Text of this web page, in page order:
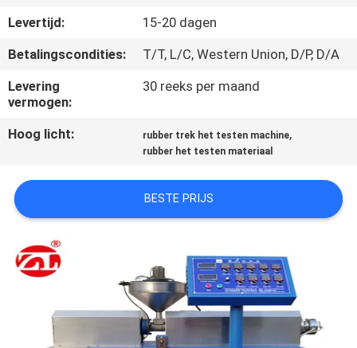
NIEUWS
OM EEN
CITAAT
VR
SHOW
SITEMAP
PRIVACY
POLICY
Levertijd:
15-20 dagen
Betalingscondities:
T/T, L/C, Western Union, D/P, D/A
Levering
vermogen:
30 reeks per maand
Hoog licht: rubber trek het testen machine,
rubber het testen materiaal
BESTE PRIJS